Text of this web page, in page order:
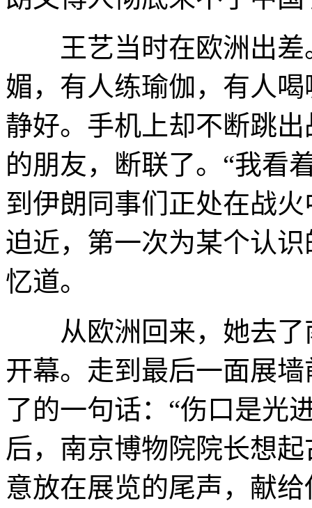
王艺当时在欧洲出差
媚，有人练瑜伽，有人
静好。手机上却不断跳
的朋友，断联了。“我看
到伊朗同事们正处在战
迫近，第一次为某个认
忆道。
从欧洲回来，她去了
开幕。走到最后一面展
了的一句话：“伤口是光
后，南京博物院院长想
意放在展览的尾声，献